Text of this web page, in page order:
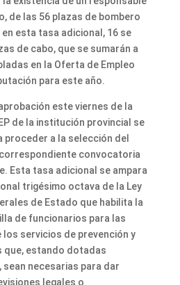
de las 56 plazas de bombero
esta tasa adicional, 16 se
de cabo, que se sumarán a
en la Oferta de Empleo
para este año.
este viernes de la
de la institución provincial se
proceder a la selección del
convocatoria
Esta tasa adicional se ampara
trigésimo octava de la Ley
de Estado que habilita la
de funcionarios para las
servicios de prevención y
que, estando dotadas
necesarias para dar
legales o